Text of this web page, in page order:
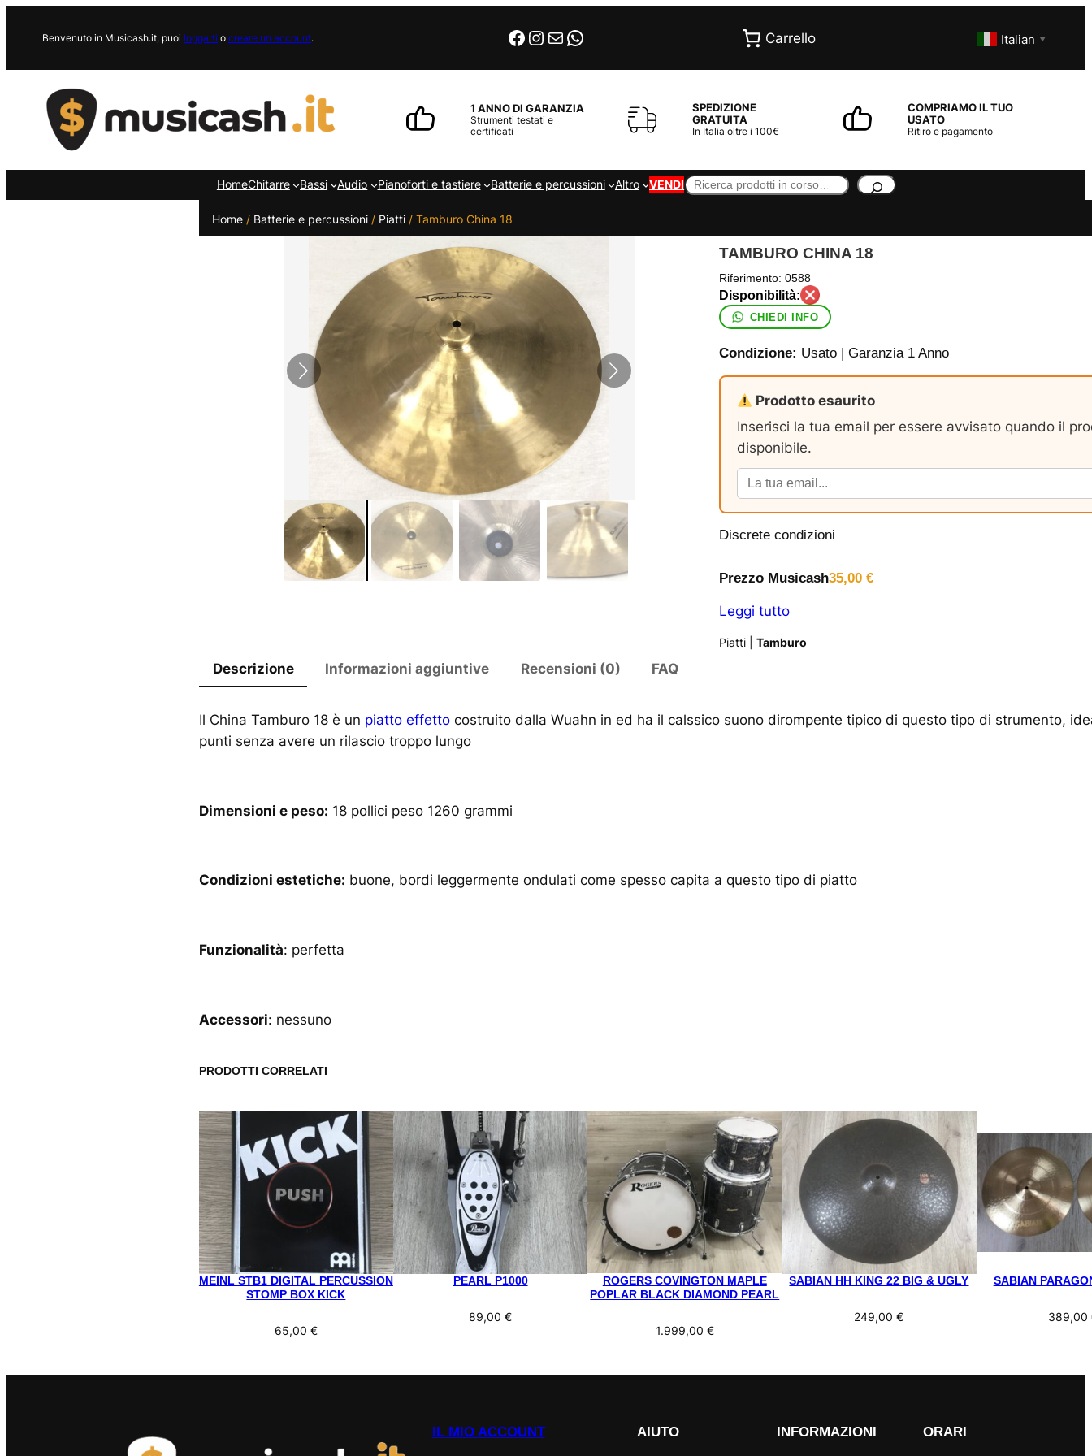
Benvenuto in Musicash.it, puoi loggarti o creare un account. Facebook
Instagram
EmailWhatsApp Carrello Italian ▼
1 ANNO DI GARANZIA
Strumenti testati e
certificati
SPEDIZIONE
GRATUITA
In Italia oltre i 100€
COMPRIAMO IL TUO
USATO
Ritiro e pagamento
HomeChitarre Bassi Audio Pianoforti e tastiere Batterie e percussioni Altro VENDICerca
Home/ Batterie e percussioni/ Piatti/ Tamburo China 18
TAMBURO CHINA 18
Riferimento: 0588
CHIEDI INFO
Condizione: Usato | Garanzia 1 Anno
Prodotto esaurito
Inserisci la tua email per essere avvisato quando il
disponibile.
Discrete condizioni
Prezzo Musicash35,00 €
Leggi tutto
Piatti| Tamburo
Descrizione Informazioni aggiuntive Recensioni (0) FAQ
Il China Tamburo 18 è un piatto effettocostruito dalla Wuahn in ed ha il calssico suono dirompente tipico di questo tipo di strumento,
punti senza avere un rilascio troppo lungo
Dimensioni e peso: 18 pollici peso 1260 grammi
Condizioni estetiche: buone, bordi leggermente ondulati come spesso capita a questo tipo di piatto
Funzionalità: perfetta
Accessori: nessuno
PRODOTTI CORRELATI
MEINL STB1 DIGITAL PERCUSSION
STOMP BOX KICK
65,00 €
PEARL P1000
89,00€
ROGERS COVINGTON MAPLE
POPLAR BLACK DIAMOND PEARL
1.999,00 €
SABIAN HH KING 22 BIG & UGLY
249,00€
SABIAN
389,00
IL MIO ACCOUNT AIUTO INFORMAZIONI ORARI